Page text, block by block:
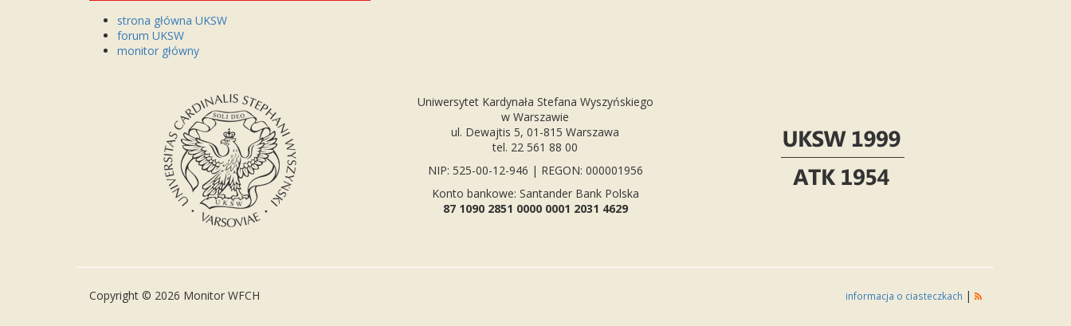
strona główna UKSW
forum UKSW
monitor główny
Uniwersytet Kardynała Stefana Wyszyńskiego
w Warszawie
ul. Dewajtis 5, 01-815 Warszawa
tel. 22 561 88 00
NIP: 525-00-12-946 | REGON: 000001956
Konto bankowe: Santander Bank Polska
87 1090 2851 0000 0001 2031 4629
Copyright © 2026 Monitor WFCH informacja o ciasteczkach |